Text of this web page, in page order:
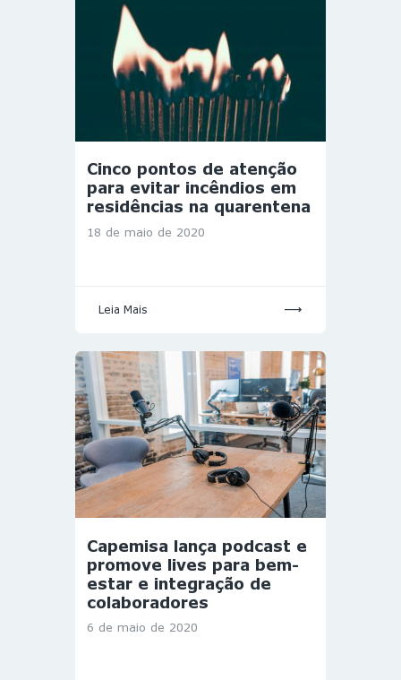
Cinco pontos de atenção
para evitar incêndios em
residências na quarentena
18 de maio de 2020
Leia Mais
Capemisa lança podcast e
promove lives para bem-
estar e integração de
colaboradores
6 de maio de 2020